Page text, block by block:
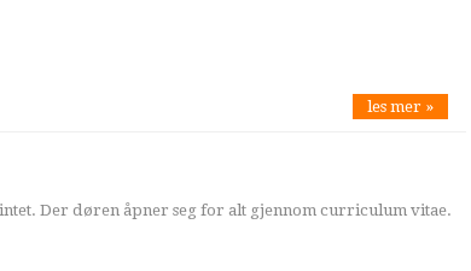
les mer »
Der døren åpner seg for alt gjennom curriculum vitae.